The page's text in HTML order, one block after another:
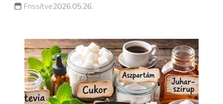
Frissítve2026.05.26.